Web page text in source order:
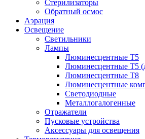
Стерилизаторы
Обратный осмос
Аэрация
Освещение
Светильники
Лампы
Люминесцентные T5
Люминесцентные T5
Люминесцентные T8
Люминесцентные
Светодиодные
Металлогалогенные
Отражатели
Пусковые устройства
Аксессуары для освещения